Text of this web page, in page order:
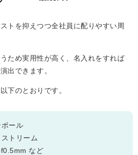
トを抑えつつ全社員に配りやすい周
ため実用性が高く、名入れをすれば
出できます。
下のとおりです。
ール
トリーム
など